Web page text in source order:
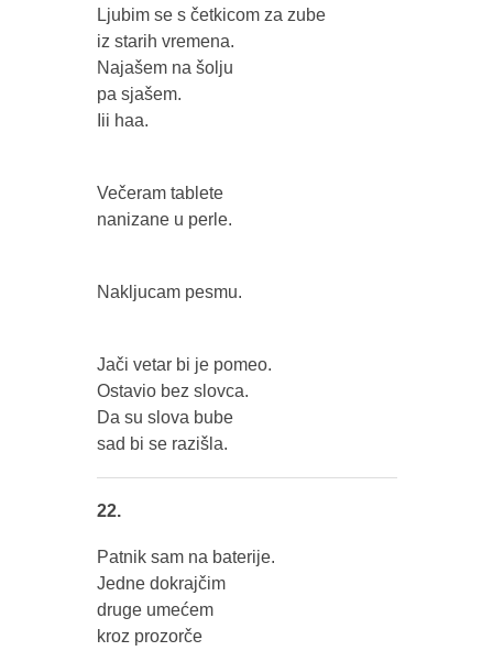
Ljubim se s četkicom za zube
iz starih vremena.
Najašem na šolju
pa sjašem.
Iii haa.
Večeram tablete
nanizane u perle.
Nakljucam pesmu.
Jači vetar bi je pomeo.
Ostavio bez slovca.
Da su slova bube
sad bi se razišla.
22.
Patnik sam na baterije.
Jedne dokrajčim
druge umećem
kroz prozorče